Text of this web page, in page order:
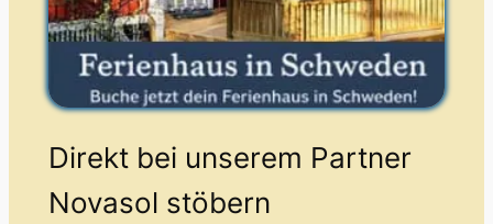
Direkt bei unserem Partner
Novasol stöbern